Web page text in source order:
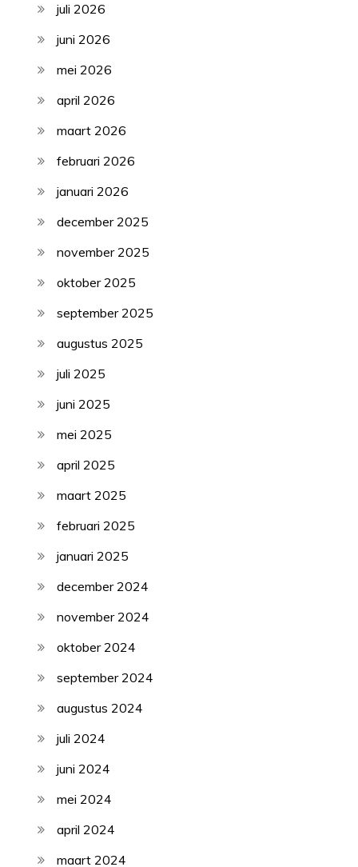
juli 2026
juni 2026
mei 2026
april 2026
maart 2026
februari 2026
januari 2026
december 2025
november 2025
oktober 2025
september 2025
augustus 2025
juli 2025
juni 2025
mei 2025
april 2025
maart 2025
februari 2025
januari 2025
december 2024
november 2024
oktober 2024
september 2024
augustus 2024
juli 2024
juni 2024
mei 2024
april 2024
maart 2024